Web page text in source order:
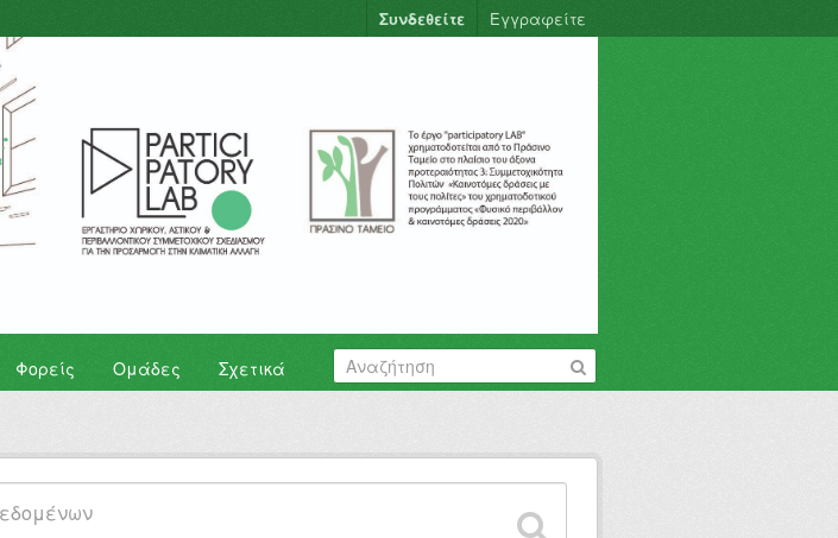
Συνδεθείτε Εγγραφείτε
Φορείς Ομάδες Σχετικά